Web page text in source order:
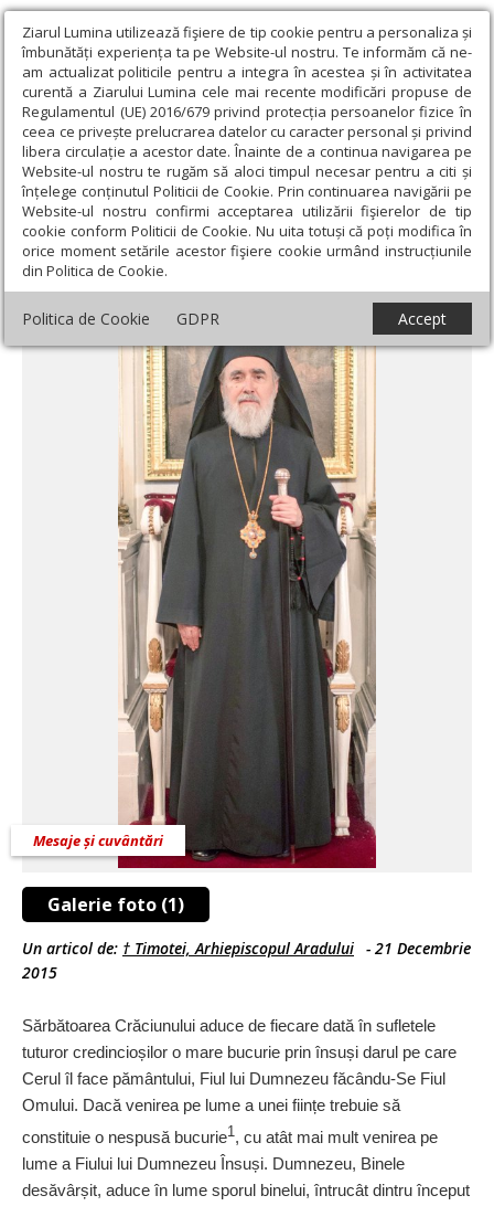
Ziarul Lumina utilizează fişiere de tip cookie pentru a personaliza și
îmbunătăți experiența ta pe Website-ul nostru. Te informăm că ne-
am actualizat politicile pentru a integra în acestea și în activitatea
curentă a Ziarului Lumina cele mai recente modificări propuse de
Regulamentul (UE) 2016/679 privind protecția persoanelor fizice în
ceea ce privește prelucrarea datelor cu caracter personal și privind
libera circulație a acestor date. Înainte de a continua navigarea pe
Website-ul nostru te rugăm să aloci timpul necesar pentru a citi și
înțelege conținutul Politicii de Cookie. Prin continuarea navigării pe
Website-ul nostru confirmi acceptarea utilizării fişierelor de tip
cookie conform Politicii de Cookie. Nu uita totuși că poți modifica în
orice moment setările acestor fişiere cookie urmând instrucțiunile
din Politica de Cookie.
Politica de Cookie GDPR Accept
Ziarul Lumina › Actualitate religioasă › Mesaje și cuvântări ›
Crăciunul în predica Sfântului Ioan Gură de Aur
Crăciunul în predica Sfântului Ioan Gură de
Aur
Galerie foto (1)
Mesaje și cuvântări
Un articol de: † Timotei, Arhiepiscopul Aradului - 21 Decembrie
2015
Sărbătoarea Crăciunului aduce de fiecare dată în sufletele
tuturor credin­cioșilor o mare bucurie prin însuși darul pe care
Cerul îl face pământului, Fiul lui Dumnezeu făcându-Se Fiul
Omului. Dacă venirea pe lume a unei ființe trebuie să
constituie o nespusă bucurie1, cu atât mai mult venirea pe
lume a Fiului lui Dumnezeu Însuși. Dumnezeu, Binele
desăvârșit, aduce în lume sporul binelui, întrucât dintru început